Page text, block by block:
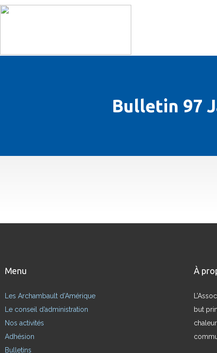
Bulletin 97
Menu
Les Archambault d’Amérique
Le conseil d’administration
Nos activités
Adhésion
Bulletins
À
but